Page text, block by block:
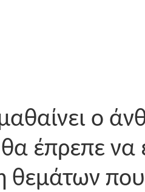
ο
έπρεπε να
θεμάτων